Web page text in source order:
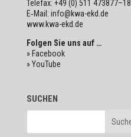
Telefax: +49 (0) 511 473877–18
E‑Mail: info@kwa-ekd.de
www.kwa-ekd.de
Folgen Sie uns auf …
» Facebook
» YouTube
SUCHEN